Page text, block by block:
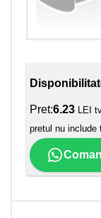
Pret:6.23 LEI
pretul nu include